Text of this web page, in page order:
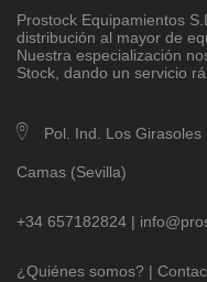
Prostock Equipamientos
distribución al mayor de
Nuestra especialización
Stock, dando un servicio
Pol. Ind. Los
Camas (Sevilla)
+34 657182824 |
¿Quiénes somos? |